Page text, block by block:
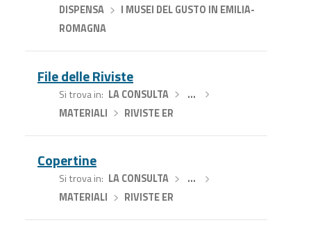
DISPENSA›
I MUSEI DEL GUSTO IN EMILIA-
ROMAGNA
File delle Riviste
Si trova in LA CONSULTA› …
MATERIALI
RIVISTE ER
Copertine
Si trova in LA CONSULTA› …
MATERIALI
RIVISTE ER